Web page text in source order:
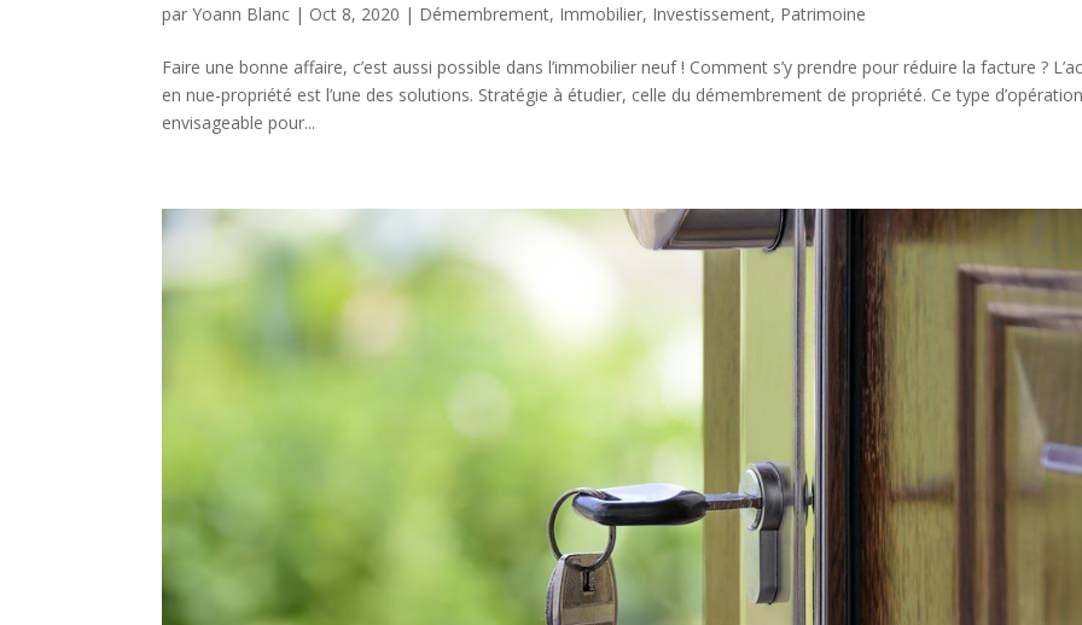
parYoann Blanc | Oct 8, 2020 | Démembrement, Immobilier, Investissement, Patrimoine
Faire une bonne affaire, c’est aussi possible dans l’immobilier neuf ! Comment s’y prendre pour réduire la facture ?
en nue-propriété est l’une des solutions. Stratégie à étudier, celle du démembrement de propriété. Ce type
envisageable pour...